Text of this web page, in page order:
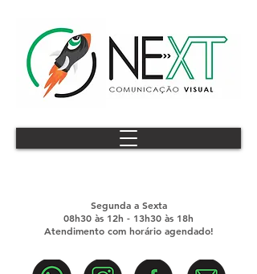
Segunda a Sexta​
08h30 às 12h - 13h30 às 18h
Atendimento com horário agendado!